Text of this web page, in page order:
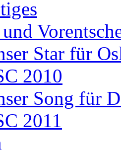
Star für
2010
Song für
2011